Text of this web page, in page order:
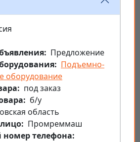
Предложение
Подъемно-
оборудование
под заказ
б/у
область
Промреммаш
телефона